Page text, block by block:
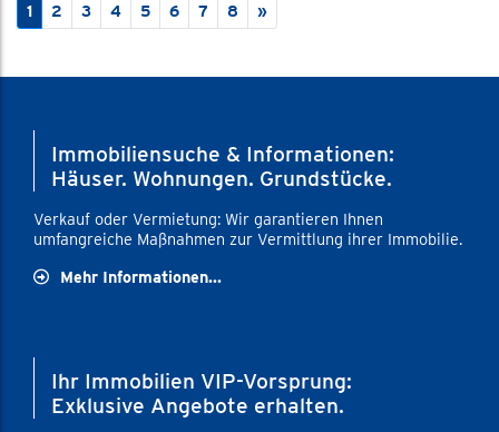
1(aktuelle Seite)
2 3 4 5 6 7 8 »Nächste Immobilien Seite
Immobiliensuche & Informationen:
Häuser. Wohnungen. Grundstücke.
Verkauf oder Vermietung: Wir garantieren Ihnen
umfangreiche Maßnahmen zur Vermittlung ihrer Immobilie.
Mehr Informationen...
Ihr Immobilien VIP-Vorsprung:
Exklusive Angebote erhalten.